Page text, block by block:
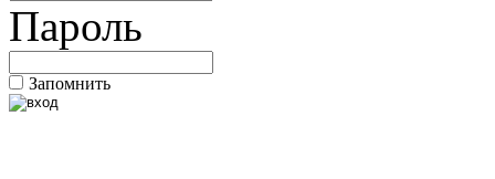
Пароль
Запомнить